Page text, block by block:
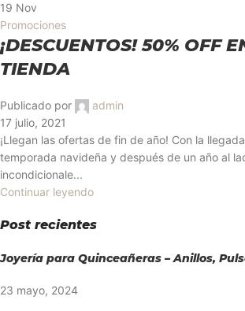
19 Nov
Promociones
¡DESCUENTOS! 50% OFF
TIENDA
Publicado por
admin
17 julio, 2021
¡Llegan las ofertas de fin de año! Con la
temporada navideña y después de un año al
incondicionale...
Continuar leyendo
Post recientes
Joyería para Quinceañeras – Anillos,
23 mayo, 2024